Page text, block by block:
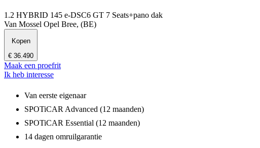
1.2 HYBRID 145 e-DSC6 GT 7 Seats+pano dak
Van Mossel Opel Bree, (BE)
Kopen
€ 36.490
Maak een proefrit
Ik heb interesse
Van eerste eigenaar
SPOTiCAR Advanced (12 maanden)
SPOTiCAR Essential (12 maanden)
14 dagen omruilgarantie